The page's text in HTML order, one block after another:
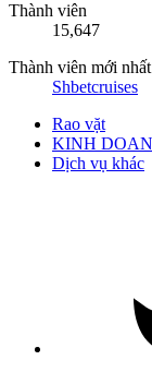
Thành viên
15,647
Thành viên mới nhất
Shbetcruises
Rao vặt
KINH
Dịch vụ khác